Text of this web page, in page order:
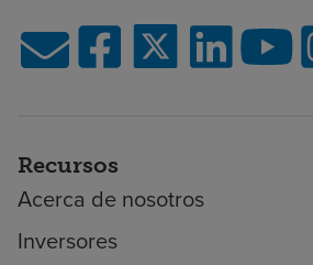
Recursos
Acerca de nosotros
Inversores